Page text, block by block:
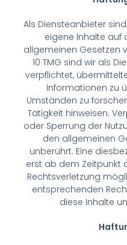
Als Diensteanbieter
eigene Inhalte auf
allgemeinen Gesetzen
10 TMG sind wir als
verpflichtet,
Informationen zu
Umständen zu
Tätigkeit hinweisen.
oder Sperrung der
den allgemeinen
unberührt. Eine
erst ab dem Zeitpunkt
Rechtsverletzung
entsprechenden
diese Inhalte